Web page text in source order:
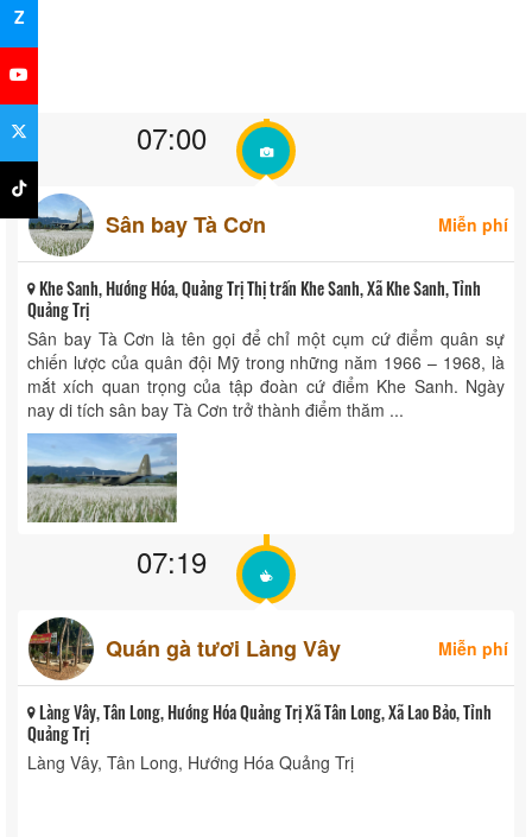
07:00
Sân bay Tà Cơn Miễn phí
Khe Sanh, Hướng Hóa, Quảng Trị Thị trấn Khe Sanh, Xã Khe Sanh, Tỉnh
Quảng Trị
Sân bay Tà Cơn là tên gọi để chỉ một cụm cứ điểm quân sự
chiến lược của quân đội Mỹ trong những năm 1966 – 1968, là
mắt xích quan trọng của tập đoàn cứ điểm Khe Sanh. Ngày
nay di tích sân bay Tà Cơn trở thành điểm thăm ...
07:19
Quán gà tươi Làng Vây Miễn phí
Làng Vây, Tân Long, Hướng Hóa Quảng Trị Xã Tân Long, Xã Lao Bảo, Tỉnh
Quảng Trị
Làng Vây, Tân Long, Hướng Hóa Quảng Trị
Z